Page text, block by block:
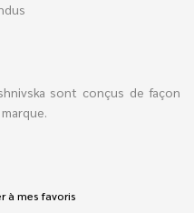
sont conçus de façon
à mes favoris